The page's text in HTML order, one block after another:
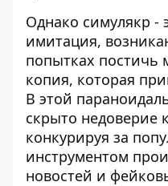
Однако симулякр -
имитация,
попытках постичь
копия, которая
В этой
скрыто недоверие
конкурируя за
инструментом
новостей и